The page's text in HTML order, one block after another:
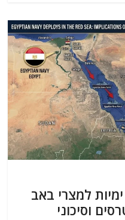
למצרי באב
וסיכוני